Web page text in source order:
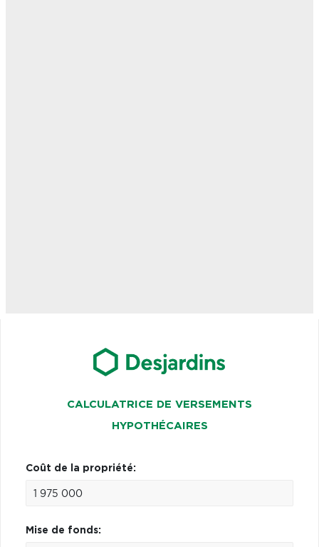
CALCULATRICE DE VERSEMENTS
HYPOTHÉCAIRES
Coût de la propriété:
Mise de fonds: